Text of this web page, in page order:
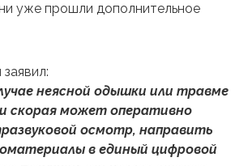
уже прошли дополнительное
неясной одышки или травме
скорая может оперативно
осмотр, направить
в единый цифровой